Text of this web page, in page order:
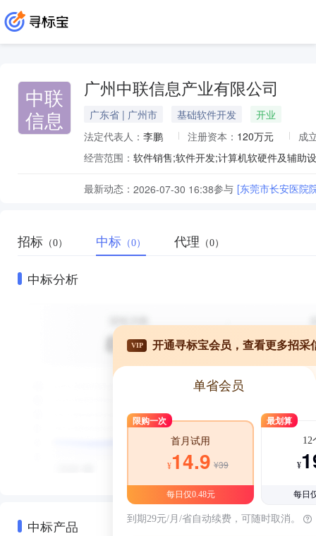
中联
信息
广州中联信息产业有限公司
广东省 | 广州市 基础软件开发
开业
法定代表人： 李鹏 注册资本： 120万元
成
经营范围：
最新动态： 2026-07-30 16:38参与 [东莞市长安医院
招标 （0） 中标 （0） 代理 （0）
中标分析
中标产品
VIP 开通寻标宝会员，查看更多招采
单省会员
限购一次
首月试用
¥14.9 ¥39
每日仅0.48元
最划算
12
¥
每日
到期29元/月/省自动续费，可随时取消。